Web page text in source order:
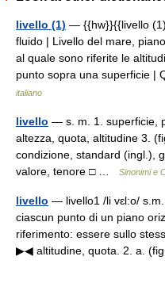
livello (1) — {{hw}}{{livello
fluido | Livello del mare,
al quale sono riferite le
punto sopra una superficie
italiano
livello — s. m. 1. superficie,
altezza, quota, altitudine 3.
condizione, standard (ingl.),
valore, tenore □ …
Sinonimi e
livello — livello1 /li vɛl:o/
ciascun punto di un piano
riferimento: essere sullo
▶◀ altitudine, quota. 2. a.